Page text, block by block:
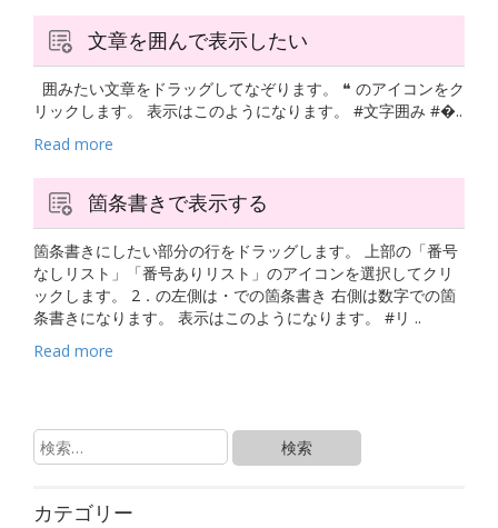
文章を囲んで表示したい
囲みたい文章をドラッグしてなぞります。 ❝ のアイコンをク
リックします。 表示はこのようになります。 #文字囲み #�..
Read more
箇条書きで表示する
箇条書きにしたい部分の行をドラッグします。 上部の「番号
なしリスト」「番号ありリスト」のアイコンを選択してクリ
ックします。 2．の左側は・での箇条書き 右側は数字での箇
条書きになります。 表示はこのようになります。 #リ ..
Read more
カテゴリー